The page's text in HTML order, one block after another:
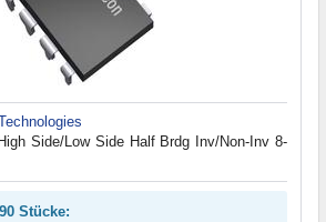
Side/Low Side Half Brdg Inv/Non-Inv 8-
Stücke: